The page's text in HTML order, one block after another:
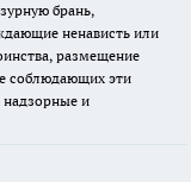
брань,
ненависть или
размещение
соблюдающих эти
надзорные и